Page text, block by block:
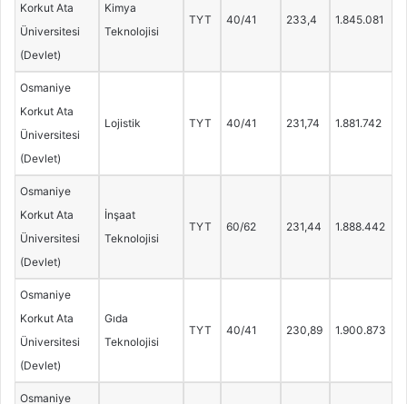
Korkut Ata
Üniversitesi
(Devlet)
Kimya
Teknolojisi
TYT 40/41 233,4 1.845.081
Osmaniye
Korkut Ata
Üniversitesi
(Devlet)
Lojistik TYT 40/41 231,74 1.881.742
Osmaniye
Korkut Ata
Üniversitesi
(Devlet)
İnşaat
Teknolojisi
TYT 60/62 231,44 1.888.442
Osmaniye
Korkut Ata
Üniversitesi
(Devlet)
Gıda
Teknolojisi
TYT 40/41 230,89 1.900.873
Osmaniye